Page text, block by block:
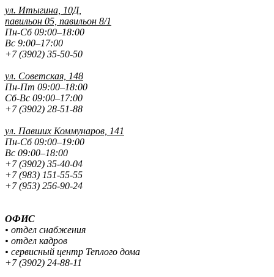
ул. Итыгина, 10Д,
павильон 05, павильон 8/1
Пн-Сб 09:00–18:00
Вс 9:00–17:00
+7 (3902) 35-50-50
ул. Советская, 148
Пн-Пт 09:00–18:00
Сб-Вс 09:00–17:00
+7 (3902) 28-51-88
ул. Павших Коммунаров, 141
Пн-Сб 09:00–19:00
Вс 09:00–18:00
+7 (3902) 35-40-04
+7 (983) 151-55-55
+7 (953) 256-90-24
ОФИС
• отдел снабжения
• отдел кадров
• сервисный центр Теплого дома
+7 (3902) 24-88-11